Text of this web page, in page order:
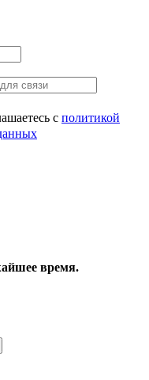
с политикой
время.